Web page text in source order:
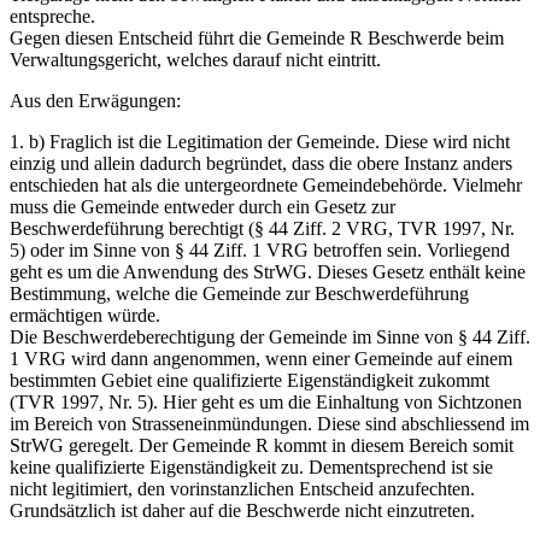
entspreche.
Gegen diesen Entscheid führt die Gemeinde R Beschwerde beim
Verwaltungsgericht, welches darauf nicht eintritt.
Aus den Erwägungen:
1. b) Fraglich ist die Legitimation der Gemeinde. Diese wird nicht
einzig und allein dadurch begründet, dass die obere Instanz anders
entschieden hat als die untergeordnete Gemeindebehörde. Vielmehr
muss die Gemeinde entweder durch ein Gesetz zur
Beschwerdeführung berechtigt (§ 44 Ziff. 2 VRG, TVR 1997, Nr.
5) oder im Sinne von § 44 Ziff. 1 VRG betroffen sein. Vorliegend
geht es um die Anwendung des StrWG. Dieses Gesetz enthält keine
Bestimmung, welche die Gemeinde zur Beschwerdeführung
ermächtigen würde.
Die Beschwerdeberechtigung der Gemeinde im Sinne von § 44 Ziff.
1 VRG wird dann angenommen, wenn einer Gemeinde auf einem
bestimmten Gebiet eine qualifizierte Eigenständigkeit zukommt
(TVR 1997, Nr. 5). Hier geht es um die Einhaltung von Sichtzonen
im Bereich von Strasseneinmündungen. Diese sind abschliessend im
StrWG geregelt. Der Gemeinde R kommt in diesem Bereich somit
keine qualifizierte Eigenständigkeit zu. Dementsprechend ist sie
nicht legitimiert, den vorinstanzlichen Entscheid anzufechten.
Grundsätzlich ist daher auf die Beschwerde nicht einzutreten.